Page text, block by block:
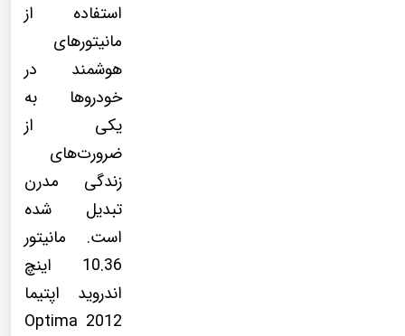
استفاده از
مانیتورهای
هوشمند در
خودروها به
یکی از
ضرورت‌های
زندگی مدرن
تبدیل شده
است. مانیتور
10.36 اینچ
اندروید اپتیما
Optima 2012